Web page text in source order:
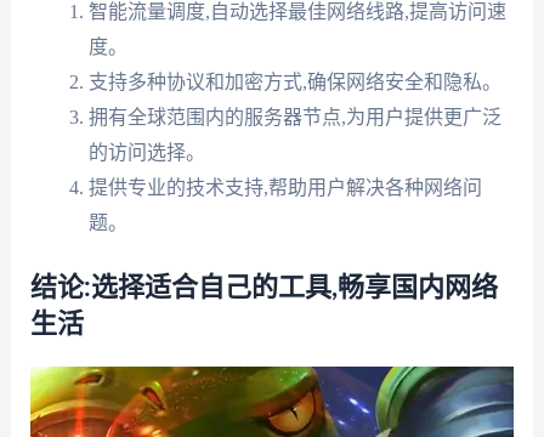
智能流量调度,自动选择最佳网络线路,提高访问速
度。
支持多种协议和加密方式,确保网络安全和隐私。
拥有全球范围内的服务器节点,为用户提供更广泛
的访问选择。
提供专业的技术支持,帮助用户解决各种网络问
题。
结论:选择适合自己的工具,畅享国内网络
生活